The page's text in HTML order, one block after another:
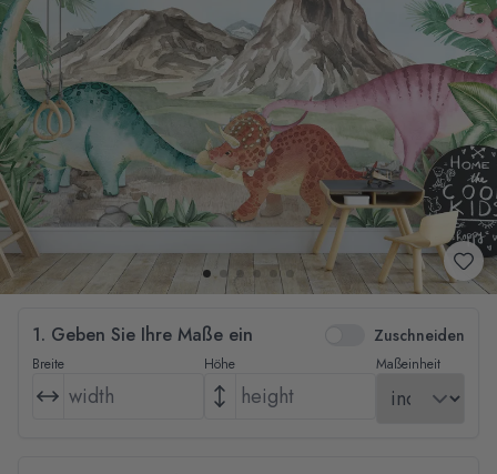
1. Geben Sie Ihre Maße ein Zuschneiden
Breite Höhe Maßeinheit